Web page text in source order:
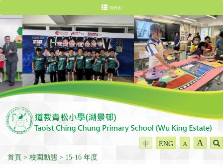
menu
中 ENG A A
首頁 校園動態 15-16 年度